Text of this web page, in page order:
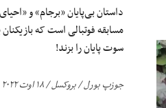
داستان بی‌پایان «برجام» و
مسابقه فوتبالی است که
سوت پایان را بزند!
جوزپ بورل / بروکسل / ۱۸ اوت ۲۰۲۲